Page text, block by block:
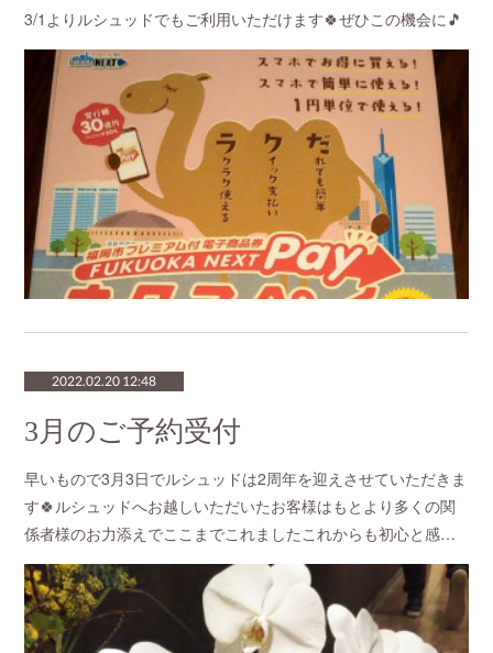
3/1よりルシュッドでもご利用いただけます🍀ぜひこの機会に🎵
2022.02.20 12:48
3月のご予約受付
早いもので3月3日でルシュッドは2周年を迎えさせていただきま
す🍀ルシュッドへお越しいただいたお客様はもとより多くの関
係者様のお力添えでここまでこれましたこれからも初心と感…